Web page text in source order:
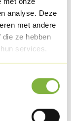
analyse. Deze
met andere
ze hebben
services.
goulash